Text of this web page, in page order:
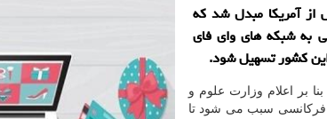
آمریكا مبدل شد كه
دسترسی به شبكه های وای فای
این كشور تسهیل شود.
بر اعلام وزارت علوم و
سبب می شود تا